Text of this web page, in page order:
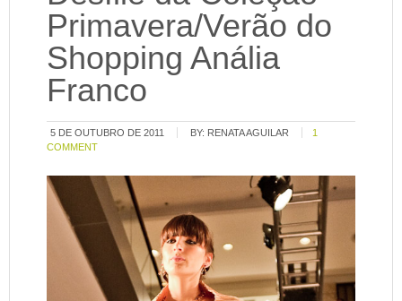
Primavera/Verão do
Shopping Anália
Franco
5 DE OUTUBRO DE 2011 BY: RENATA AGUILAR
1
COMMENT